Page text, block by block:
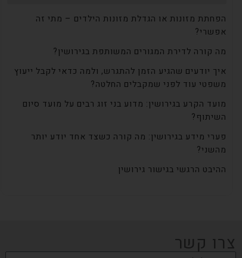
הפחתת מזונות או הגדלת מזונות הילדים – מתי זה
אפשרי?
מה קורה לדירת המגורים המשותפת בגירושין?
איך יודעים שהגיע הזמן להתגרש, ולמה כדאי לקבל ייעוץ
משפטי עוד לפני שמקבלים החלטה?
מועד הקרע בגירושין: מדוע בני זוג רבים על מועד סיום
השיתוף?
פערי מידע בגירושין: מה קורה כשצד אחד יודע יותר
מהשני?
ההיבט הרגשי בגישור גירושין
צרו קשר